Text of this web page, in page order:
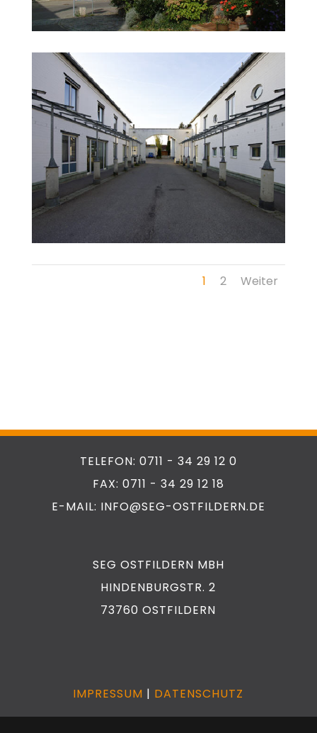
1 2 Weiter
TELEFON: 0711 - 34 29 12 0
FAX: 0711 - 34 29 12 18
E-MAIL: INFO@SEG-OSTFILDERN.DE
SEG OSTFILDERN MBH
HINDENBURGSTR. 2
73760 OSTFILDERN
IMPRESSUM | DATENSCHUTZ